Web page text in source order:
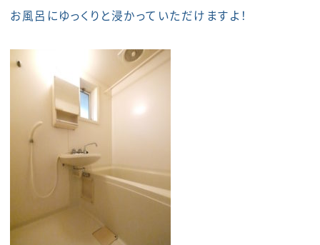
お風呂にゆっくりと浸かっていただけますよ！